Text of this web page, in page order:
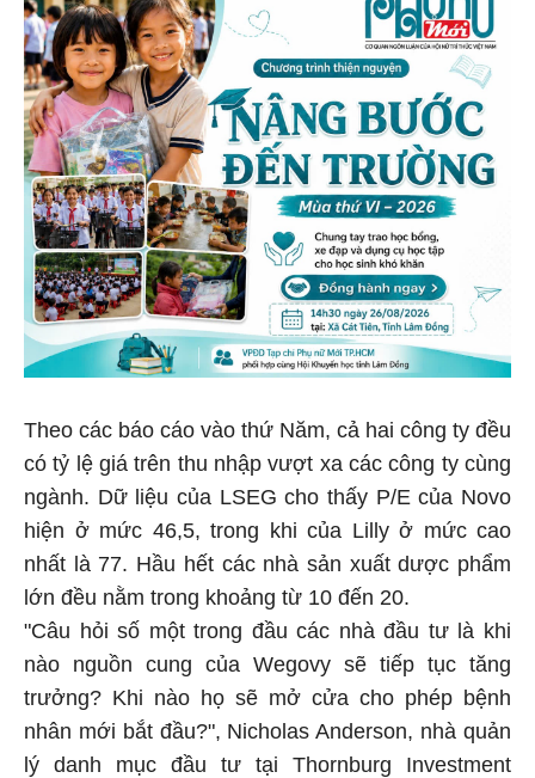
Theo các báo cáo vào thứ Năm, cả hai công ty đều
có tỷ lệ giá trên thu nhập vượt xa các công ty cùng
ngành. Dữ liệu của LSEG cho thấy P/E của Novo
hiện ở mức 46,5, trong khi của Lilly ở mức cao
nhất là 77. Hầu hết các nhà sản xuất dược phẩm
lớn đều nằm trong khoảng từ 10 đến 20.
"Câu hỏi số một trong đầu các nhà đầu tư là khi
nào nguồn cung của Wegovy sẽ tiếp tục tăng
trưởng? Khi nào họ sẽ mở cửa cho phép bệnh
nhân mới bắt đầu?", Nicholas Anderson, nhà quản
lý danh mục đầu tư tại Thornburg Investment